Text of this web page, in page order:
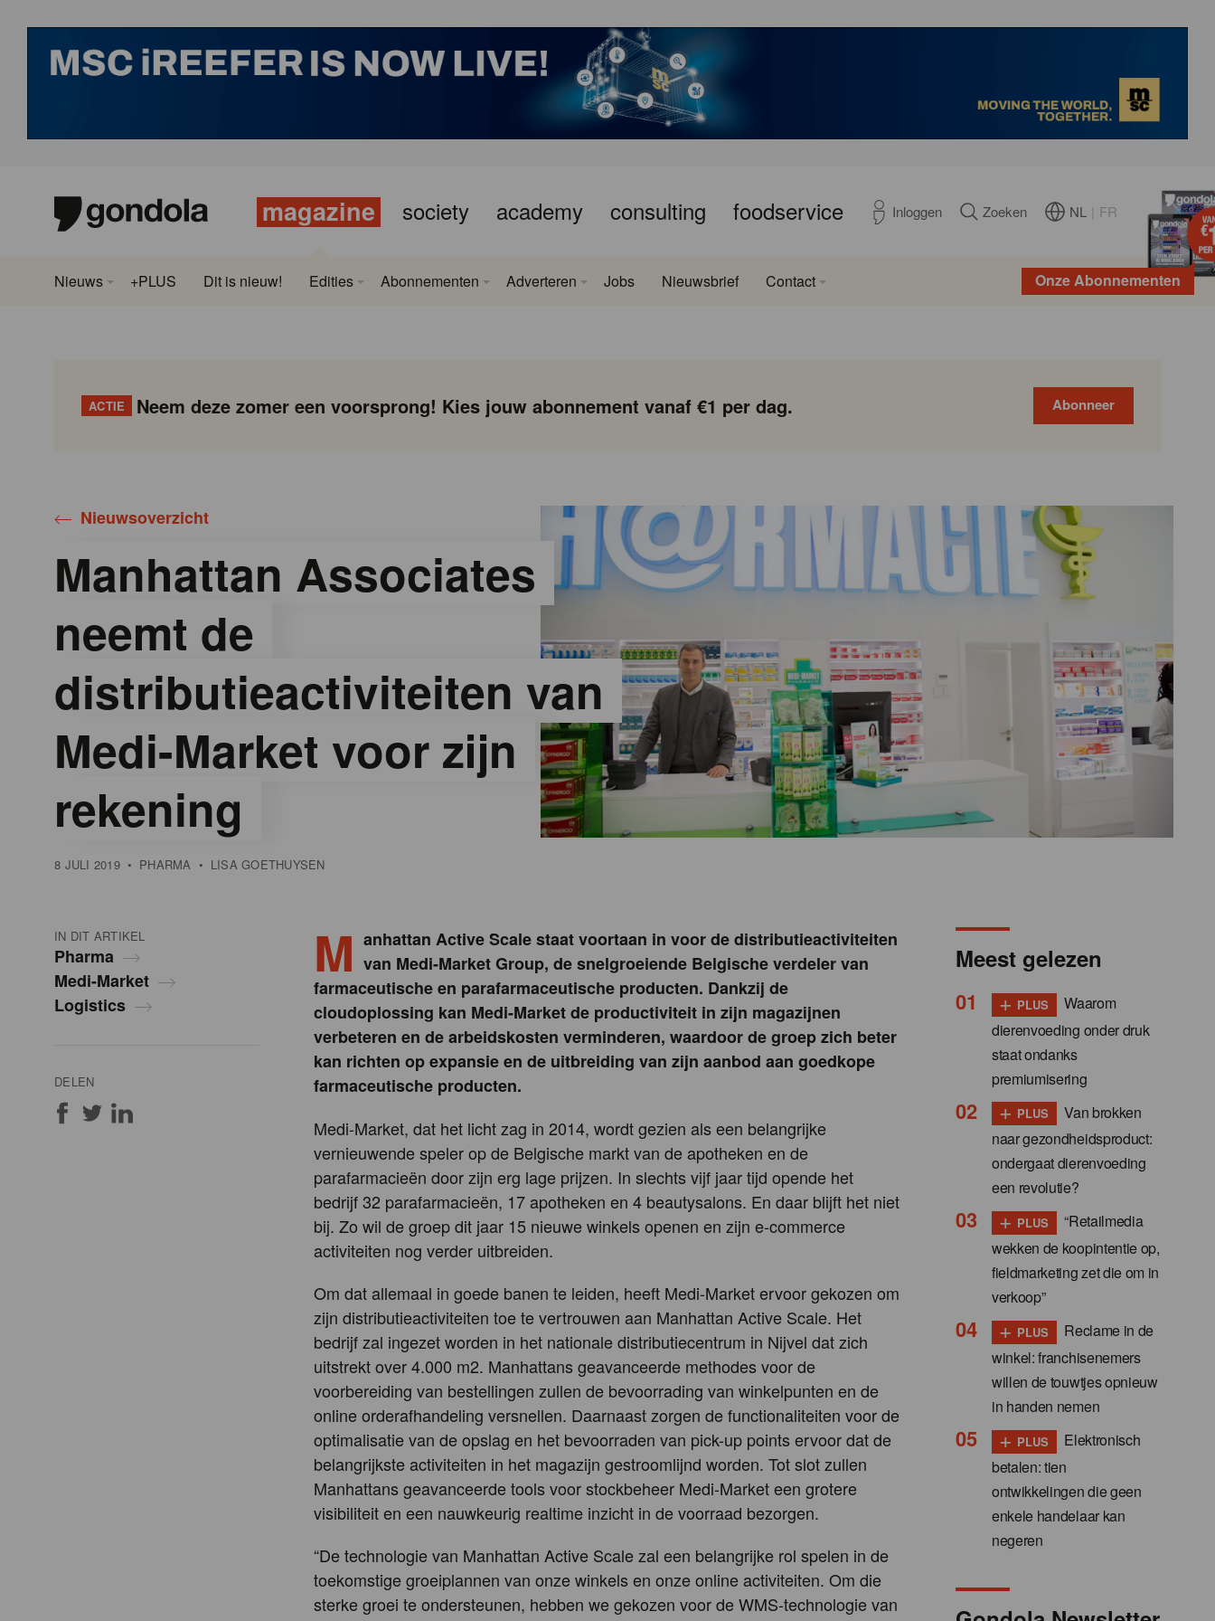
magazine society academy consulting foodservice Inloggen Zoeken NL FR
Onze Abonnementen
Nieuws +PLUS Dit is nieuw! Edities Abonnementen Adverteren Jobs Nieuwsbrief Contact
ACTIE Neem deze zomer een voorsprong! Kies jouw abonnement vanaf €1 per dag. Abonneer
Nieuwsoverzicht
Manhattan Associates
neemt de
distributieactiviteiten van
Medi-Market voor zijn
rekening
8 JULI 2019 • PHARMA • LISA GOETHUYSEN
IN DIT ARTIKEL
Pharma
Medi-Market
Logistics
DELEN
M anhattan Active Scale staat voortaan in voor de distributieactiviteiten
van Medi-Market Group, de snelgroeiende Belgische verdeler van
farmaceutische en parafarmaceutische producten. Dankzij de
cloudoplossing kan Medi-Market de productiviteit in zijn magazijnen
verbeteren en de arbeidskosten verminderen, waardoor de groep zich beter
kan richten op expansie en de uitbreiding van zijn aanbod aan goedkope
farmaceutische producten.
Medi-Market, dat het licht zag in 2014, wordt gezien als een belangrijke
vernieuwende speler op de Belgische markt van de apotheken en de
parafarmacieën door zijn erg lage prijzen. In slechts vijf jaar tijd opende het
bedrijf 32 parafarmacieën, 17 apotheken en 4 beautysalons. En daar blijft het niet
bij. Zo wil de groep dit jaar 15 nieuwe winkels openen en zijn e-commerce
activiteiten nog verder uitbreiden.
Om dat allemaal in goede banen te leiden, heeft Medi-Market ervoor gekozen om
zijn distributieactiviteiten toe te vertrouwen aan Manhattan Active Scale. Het
bedrijf zal ingezet worden in het nationale distributiecentrum in Nijvel dat zich
uitstrekt over 4.000 m2. Manhattans geavanceerde methodes voor de
voorbereiding van bestellingen zullen de bevoorrading van winkelpunten en de
online orderafhandeling versnellen. Daarnaast zorgen de functionaliteiten voor de
optimalisatie van de opslag en het bevoorraden van pick-up points ervoor dat de
belangrijkste activiteiten in het magazijn gestroomlijnd worden. Tot slot zullen
Manhattans geavanceerde tools voor stockbeheer Medi-Market een grotere
visibiliteit en een nauwkeurig realtime inzicht in de voorraad bezorgen.
“De technologie van Manhattan Active Scale zal een belangrijke rol spelen in de
toekomstige groeiplannen van onze winkels en onze online activiteiten. Om die
sterke groei te ondersteunen, hebben we gekozen voor de WMS-technologie van
Meest gelezen
+ PLUS
Waarom
dierenvoeding onder druk
staat ondanks
premiumisering
+ PLUS
Van brokken
naar gezondheidsproduct:
ondergaat dierenvoeding
een revolutie?
+ PLUS
“Retailmedia
wekken de koopintentie op,
fieldmarketing zet die om in
verkoop”
+ PLUS
Reclame in de
winkel: franchisenemers
willen de touwtjes opnieuw
in handen nemen
+ PLUS
Elektronisch
betalen: tien
ontwikkelingen die geen
enkele handelaar kan
negeren